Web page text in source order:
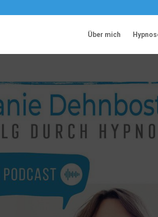
Über mich